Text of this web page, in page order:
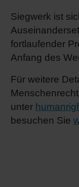
Siegwerk ist
fortlaufender
Anfang des
Für weitere
unter
besuchen Sie